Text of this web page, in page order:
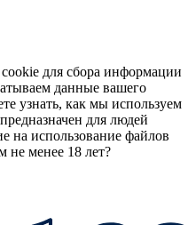
для сбора информации
данные вашего
узнать, как мы используем
для людей
на использование файлов
не менее 18 лет?